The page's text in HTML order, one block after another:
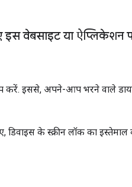
इस वेबसाइट या ऐप्लिकेशन
करें. इससे, अपने-आप भरने वाले
डिवाइस के स्क्रीन लॉक का इस्तेमाल